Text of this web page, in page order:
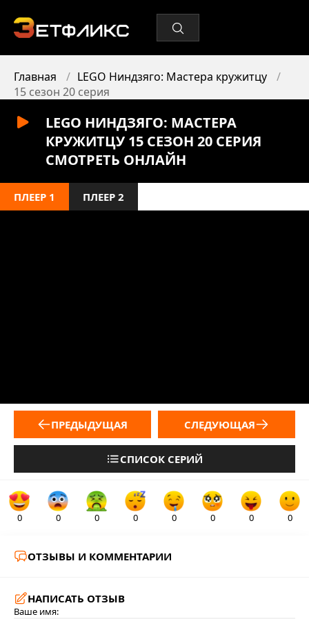
Главная
LEGO Ниндзяго: Мастера кружитцу
15 сезон 20 серия
LEGO НИНДЗЯГО: МАСТЕРА
КРУЖИТЦУ 15 СЕЗОН 20 СЕРИЯ
СМОТРЕТЬ ОНЛАЙН
ПЛЕЕР 1 ПЛЕЕР 2
ПРЕДЫДУЩАЯ
СПИСОК СЕРИЙ
СЛЕДУЮЩАЯ
0 0 0 0 0 0 0 0
ОТЗЫВЫ И КОММЕНТАРИИ
НАПИСАТЬ ОТЗЫВ
Ваше имя: